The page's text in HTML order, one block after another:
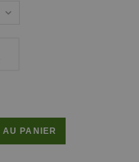
PANIER